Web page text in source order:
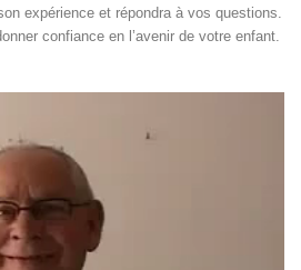
expérience et répondra à vos questions.
confiance en l’avenir de votre enfant.